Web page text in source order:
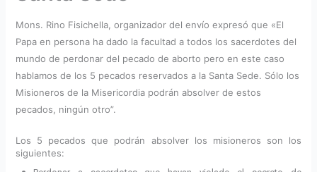
Mons. Rino Fisichella, organizador del envío expresó que «El
Papa en persona ha dado la facultad a todos los sacerdotes del
mundo de perdonar del pecado de aborto pero en este caso
hablamos de los 5 pecados reservados a la Santa Sede. Sólo los
Misioneros de la Misericordia podrán absolver de estos
pecados, ningún otro”.
Los 5 pecados que podrán absolver los misioneros son los
siguientes: